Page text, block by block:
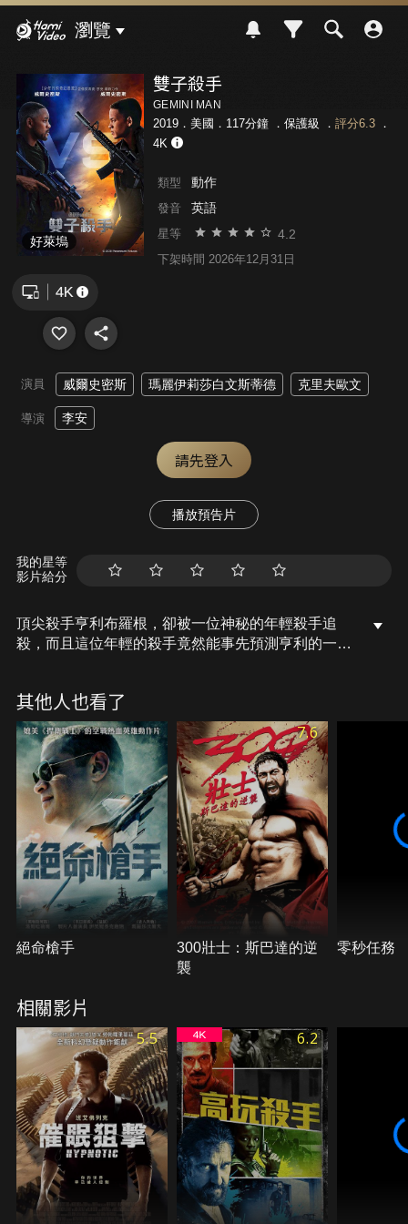
瀏覽
好萊塢
雙子殺手
GEMINI MAN
2019．美國．117分鐘 ． 保護級 ． 評分6.3．
4K
類型 動作
發音 英語
星等 4.2
下架時間 2026年12月31日
演員 威爾史密斯 瑪麗伊莉莎白文斯蒂德 克里夫歐文
導演 李安
請先登入
播放預告片
我的星等
影片給分
頂尖殺手亨利布羅根，卻被一位神秘的年輕殺手追
殺，而且這位年輕的殺手竟然能事先預測亨利的一舉
其他人也看了
絕命槍手
7.6
300壯士：斯巴達的逆
襲
零秒任務
相關影片
5.5 6.2